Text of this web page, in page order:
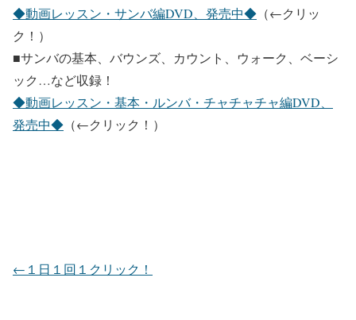
◆動画レッスン・サンバ編DVD、発売中◆ （←クリッ
ク！）
■サンバの基本、バウンズ、カウント、ウォーク、ベーシ
ック…など収録！
◆動画レッスン・基本・ルンバ・チャチャチャ編DVD、
発売中◆ （←クリック！）
←１日１回１クリック！